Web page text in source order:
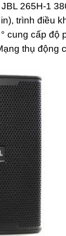
265H-1
trình điều
cung cấp độ
thụ động